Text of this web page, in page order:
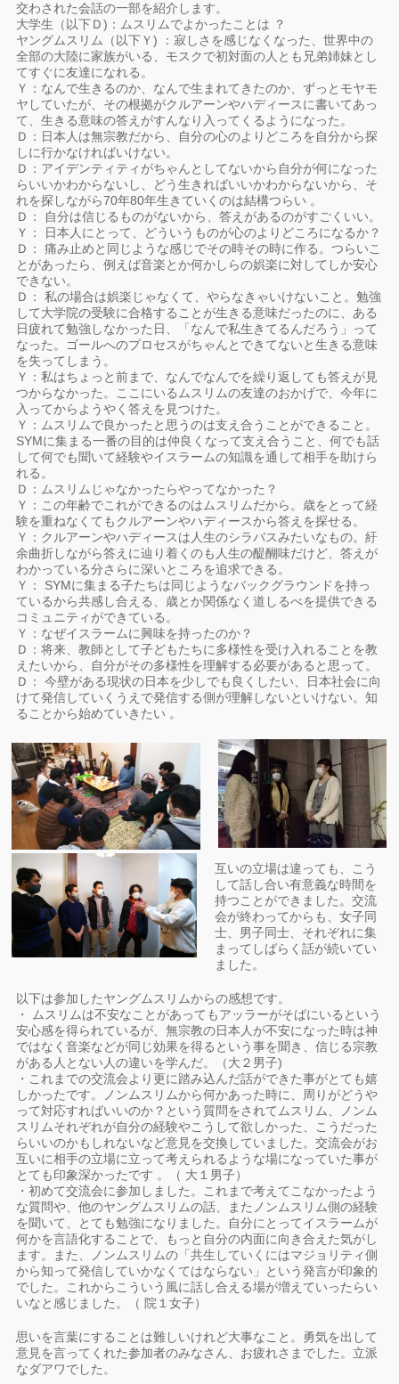
交わされた会話の一部を紹介します。
大学生（以下Ｄ)：ムスリムでよかったことは ？
ヤングムスリム（以下Ｙ) ：寂しさを感じなくなった、世界中の
全部の大陸に家族がいる、モスクで初対面の人とも兄弟姉妹とし
てすぐに友達になれる。
Ｙ：なんで生きるのか、なんで生まれてきたのか、ずっとモヤモ
ヤしていたが、その根拠がクルアーンやハディースに書いてあっ
て、生きる意味の答えがすんなり入ってくるようになった。
Ｄ：日本人は無宗教だから、自分の心のよりどころを自分から探
しに行かなければいけない。
Ｄ：アイデンティティがちゃんとしてないから自分が何になった
らいいかわからないし、どう生きればいいかわからないから、そ
れを探しながら70年80年生きていくのは結構つらい 。
Ｄ： 自分は信じるものがないから、答えがあるのがすごくいい。
Ｙ： 日本人にとって、どういうものが心のよりどころになるか？
Ｄ： 痛み止めと同じような感じでその時その時に作る。つらいこ
とがあったら、例えば音楽とか何かしらの娯楽に対してしか安心
できない。
Ｄ： 私の場合は娯楽じゃなくて、やらなきゃいけないこと。勉強
して大学院の受験に合格することが生きる意味だったのに、ある
日疲れて勉強しなかった日、「なんで私生きてるんだろう」って
なった。ゴールへのプロセスがちゃんとできてないと生きる意味
を失ってしまう。
Ｙ：私はちょっと前まで、なんでなんでを繰り返しても答えが見
つからなかった。ここにいるムスリムの友達のおかげで、今年に
入ってからようやく答えを見つけた。
Ｙ：ムスリムで良かったと思うのは支え合うことができること。
SYMに集まる一番の目的は仲良くなって支え合うこと、何でも話
して何でも聞いて経験やイスラームの知識を通して相手を助けら
れる。
Ｄ：ムスリムじゃなかったらやってなかった？
Ｙ：この年齢でこれができるのはムスリムだから。歳をとって経
験を重ねなくてもクルアーンやハディースから答えを探せる。
Ｙ：クルアーンやハディースは人生のシラバスみたいなもの。紆
余曲折しながら答えに辿り着くのも人生の醍醐味だけど、答えが
わかっている分さらに深いところを追求できる。
Ｙ： SYMに集まる子たちは同じようなバックグラウンドを持っ
ているから共感し合える、歳とか関係なく道しるべを提供できる
コミュニティができている。
Ｙ：なぜイスラームに興味を持ったのか？
Ｄ：将来、教師として子どもたちに多様性を受け入れることを教
えたいから、自分がその多様性を理解する必要があると思って。
Ｄ： 今壁がある現状の日本を少しでも良くしたい、日本社会に向
けて発信していくうえで発信する側が理解しないといけない。知
ることから始めていきたい 。
互いの立場は違っても、こう
して話し合い有意義な時間を
持つことができました。交流
会が終わってからも、女子同
士、男子同士、それぞれに集
まってしばらく話が続いてい
ました。
以下は参加したヤングムスリムからの感想です。
・ ムスリムは不安なことがあってもアッラーがそばにいるという
安心感を得られているが、無宗教の日本人が不安になった時は神
ではなく音楽などが同じ効果を得るという事を聞き、信じる宗教
がある人とない人の違いを学んだ。（大２男子)
・これまでの交流会より更に踏み込んだ話ができた事がとても嬉
しかったです。ノンムスリムから何かあった時に、周りがどうや
って対応すればいいのか？という質問をされてムスリム、ノンム
スリムそれぞれが自分の経験やこうして欲しかった、こうだった
らいいのかもしれないなど意見を交換していました。交流会がお
互いに相手の立場に立って考えられるような場になっていた事が
とても印象深かったです 。（ 大１男子）
・初めて交流会に参加しました。これまで考えてこなかったよう
な質問や、他のヤングムスリムの話、またノンムスリム側の経験
を聞いて、とても勉強になりました。自分にとってイスラームが
何かを言語化することで、もっと自分の内面に向き合えた気がし
ます。また、ノンムスリムの「共生していくにはマジョリティ側
から知って発信していかなくてはならない」という発言が印象的
でした。これからこういう風に話し合える場が増えていったらい
いなと感じました。（ 院１女子）
思いを言葉にすることは難しいけれど大事なこと。勇気を出して
意見を言ってくれた参加者のみなさん、お疲れさまでした。立派
なダアワでした。